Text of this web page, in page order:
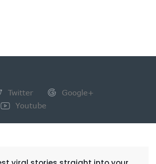
Twitter
Google+
Youtube